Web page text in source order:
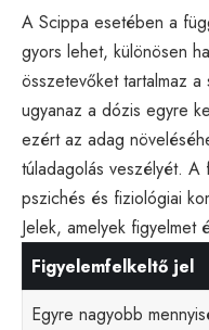
A Scippa esetében a
gyors lehet, különösen
összetevőket tartalmaz
ugyanaz a dózis egyre
ezért az adag
túladagolás veszélyét.
pszichés és fiziológiai
Jelek, amelyek figyelmet
Figyelemfelkeltő jel
Egyre nagyobb